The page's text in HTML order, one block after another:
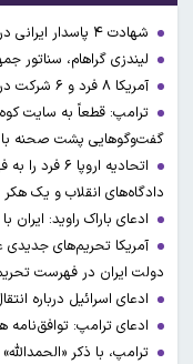
شهادت ۴ پاسدار ایرانی در حمله دیشب آمریکت و عربستان به عراق
لیندزی گراهام، سناتور
آمریکا ۸ فرد و ۶ شرکت در ارتباط با دولت ایران را تحریم کرد
ترامپ: قطعاً به سایت
گفت‌وگوهایی پشت صحنه با
اتحادیه
دادگاه‌های انقلاب و یک
ادعای باراک راوید:
دولت ایران در فهرست
ادعای اسرائیل درباره
ادعای ترامپ:
ترامپ، با ذکر